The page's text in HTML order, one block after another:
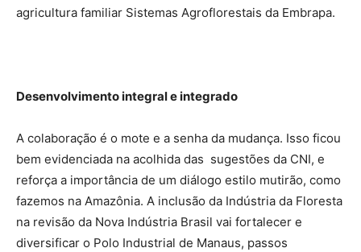
agricultura familiar Sistemas Agroflorestais da Embrapa.
Desenvolvimento integral e integrado
A colaboração é o mote e a senha da mudança. Isso ficou
bem evidenciada na acolhida das sugestões da CNI, e
reforça a importância de um diálogo estilo mutirão, como
fazemos na Amazônia. A inclusão da Indústria da Floresta
na revisão da Nova Indústria Brasil vai fortalecer e
diversificar o Polo Industrial de Manaus, passos